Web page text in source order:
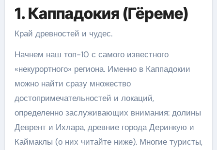
1. Каппадокия (Гёреме)
Край древностей и чудес.
Начнем наш топ-10 с самого известного
«некурортного» региона. Именно в Каппадокии
можно найти сразу множество
достопримечательностей и локаций,
определенно заслуживающих внимания: долины
Деврент и Ихлара, древние города Деринкую и
Каймаклы (о них читайте ниже). Многие туристы,